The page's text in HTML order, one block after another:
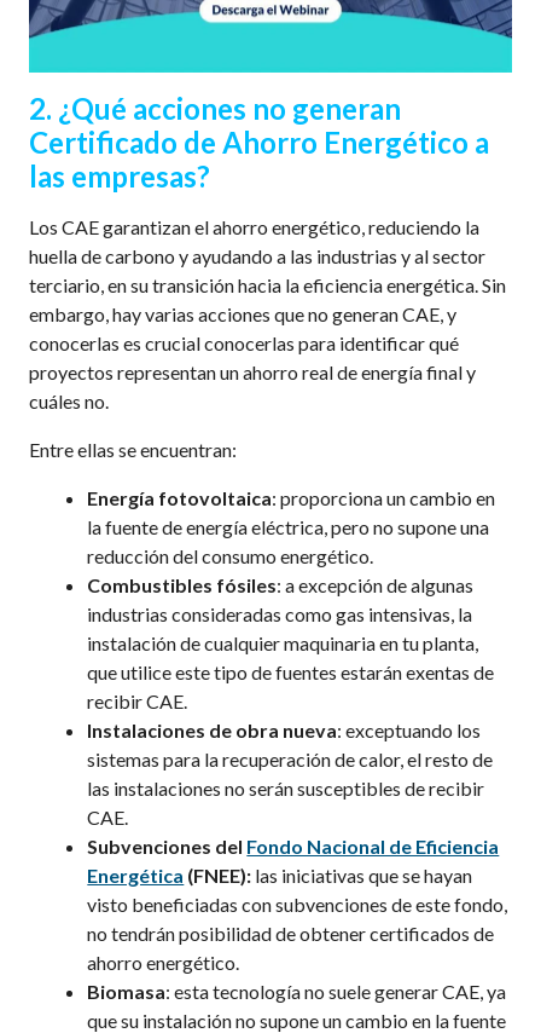
2. ¿Qué acciones no generan
Certificado de Ahorro Energético a
las empresas?
Los CAE garantizan el ahorro energético, reduciendo la
huella de carbono y ayudando a las industrias y al sector
terciario, en su transición hacia la eficiencia energética. Sin
embargo, hay varias acciones que no generan CAE, y
conocerlas es crucial conocerlas para identificar qué
proyectos representan un ahorro real de energía final y
cuáles no.
Entre ellas se encuentran:
Energía fotovoltaica: proporciona un cambio en
la fuente de energía eléctrica, pero no supone una
reducción del consumo energético.
Combustibles fósiles: a excepción de algunas
industrias consideradas como gas intensivas, la
instalación de cualquier maquinaria en tu planta,
que utilice este tipo de fuentes estarán exentas de
recibir CAE.
Instalaciones de obra nueva: exceptuando los
sistemas para la recuperación de calor, el resto de
las instalaciones no serán susceptibles de recibir
CAE.
Subvenciones del Fondo Nacional de Eficiencia
Energética (FNEE): las iniciativas que se hayan
visto beneficiadas con subvenciones de este fondo,
no tendrán posibilidad de obtener certificados de
ahorro energético.
Biomasa: esta tecnología no suele generar CAE, ya
que su instalación no supone un cambio en la fuente